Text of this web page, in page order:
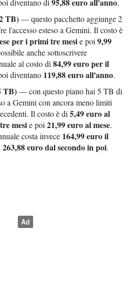
diventano di .
TB)— questo pacchetto aggiunge 2
l'accesso esteso a Gemini. Il costo è
per i primi tre mesie poi9,99
anche sottoscrivere
al costo di84,99 euro per il
diventano 119,88 euro all'anno.
TB)— con questo piano hai 5 TB di
a Gemini con ancora meno limiti
Il costo è di5,49 euro al
mesie poi21,99 euro al mese.
costa invece 164,99 euro il
263,88 euro dal secondo in poi.